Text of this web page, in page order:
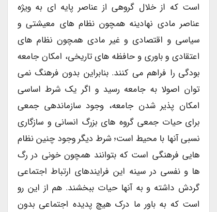
است که از خلال گروهی از عناصر پایه ای به ویژه
عناصر مادی نهادینه همچون نظام های معیشتی و
سیاسی و اقتصادی و غیر مادی همچون نظام های
اعتقادی و باوری و حافظه های تاریخی، امکان جامعه
بودگی را فراهم می کنند. بنابراین بدون فرهنگ نمی
توان اصولا به جامعه رسید و اگر یک شرط اساسی
امکان پذیر شدن جامعه، وجود سازماندهی جمعی
برای حیات جمعی گروه های بزرگ انسانی و سازگاری
نسبی آنها با محیط است؛ شرط دیگر وجود چنین نظام
هایی فرهنگی است که بتوانند همچون خونی در رگ
ها و نفسی در سینه این فرایندهای ارتباط اجتماعی
گردش داشته و به آنها حیات ببخشند. هم از این رو
است که به باور ما درک هیچ پدیده اجتماعی بدون